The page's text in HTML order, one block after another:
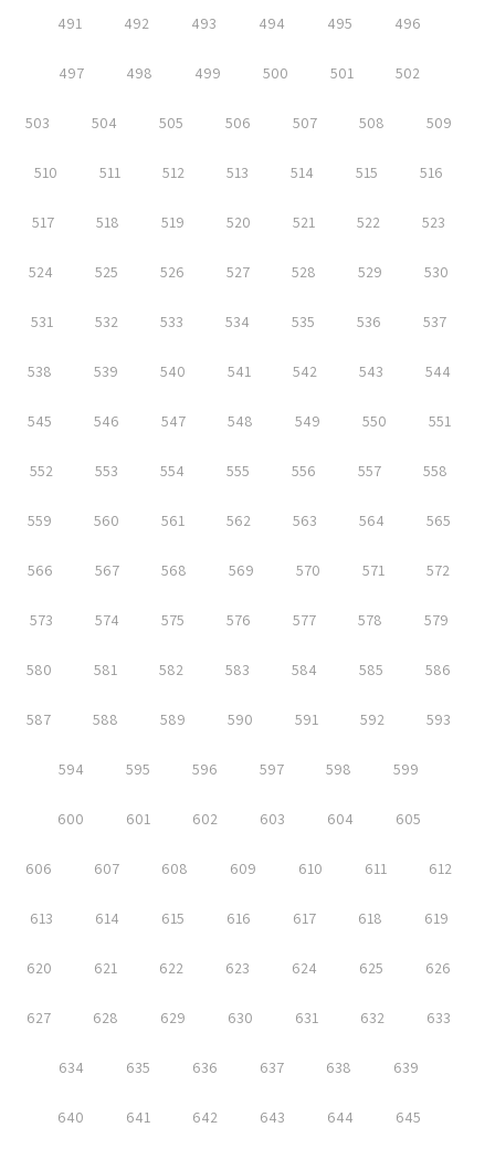
491 492 493 494 495 496
497 498 499 500 501 502
503 504 505 506 507 508 509
510 511 512 513 514 515 516
517 518 519 520 521 522 523
524 525 526 527 528 529 530
531 532 533 534 535 536 537
538 539 540 541 542 543 544
545 546 547 548 549 550 551
552 553 554 555 556 557 558
559 560 561 562 563 564 565
566 567 568 569 570 571 572
573 574 575 576 577 578 579
580 581 582 583 584 585 586
587 588 589 590 591 592 593
594 595 596 597 598 599
600 601 602 603 604 605
606 607 608 609 610 611 612
613 614 615 616 617 618 619
620 621 622 623 624 625 626
627 628 629 630 631 632 633
634 635 636 637 638 639
640 641 642 643 644 645